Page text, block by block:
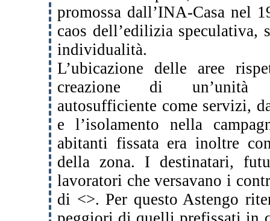
promossa dall’INA-Casa nel
caos dell’edilizia speculativa,
individualità.
L’ubicazione delle aree
creazione di un’unità
autosufficiente come servizi,
e l’isolamento nella
abitanti fissata era inoltre
della zona. I destinatari,
lavoratori che versavano i
di <>. Per questo Astengo